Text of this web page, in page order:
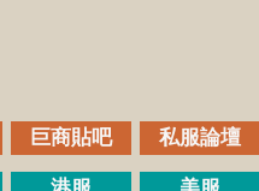
巨商貼吧 私服論壇